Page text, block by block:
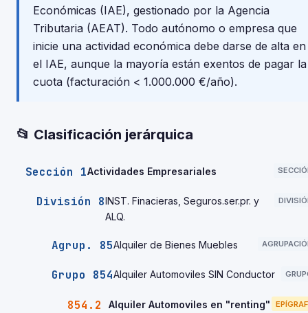
Económicas (IAE), gestionado por la Agencia
Tributaria (AEAT). Todo autónomo o empresa que
inicie una actividad económica debe darse de alta en
el IAE, aunque la mayoría están exentos de pagar la
cuota (facturación < 1.000.000 €/año).
📂 Clasificación jerárquica
Sección 1Actividades Empresariales
División 8INST. Finacieras, Seguros.ser.pr. y
ALQ.
Agrup. 85Alquiler de Bienes Muebles
Grupo 854Alquiler Automoviles SIN Conductor
854.2 Alquiler Automoviles en "renting"